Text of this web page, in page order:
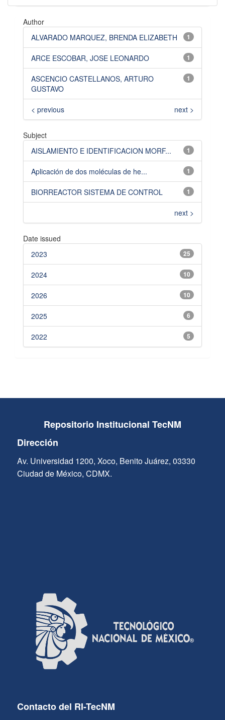
Author
1
ALVARADO MARQUEZ, BRENDA ELIZABETH
1
ARCE ESCOBAR, JOSE LEONARDO
1
ASCENCIO CASTELLANOS, ARTURO
GUSTAVO
< previous next >
Subject
1
AISLAMIENTO E IDENTIFICACION MORF...
1
Aplicación de dos moléculas de he...
1
BIORREACTOR SISTEMA DE CONTROL
next >
Date issued
25
2023
10
2024
10
2026
6
2025
5
2022
Repositorio Institucional TecNM
Dirección
Av. Universidad 1200, Xoco, Benito Juárez, 03330
Ciudad de México, CDMX.
Contacto del RI-TecNM